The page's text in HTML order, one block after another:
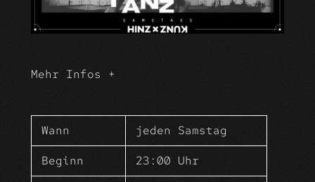
Mehr Infos +
Tag der Woche.
Samstags treffen wir uns zum
kollektiven FreudenTanz in deinem
WohlFühlWohnZimmer der Altstadt.
Wann jeden Samstag
Beginn 23:00 Uhr